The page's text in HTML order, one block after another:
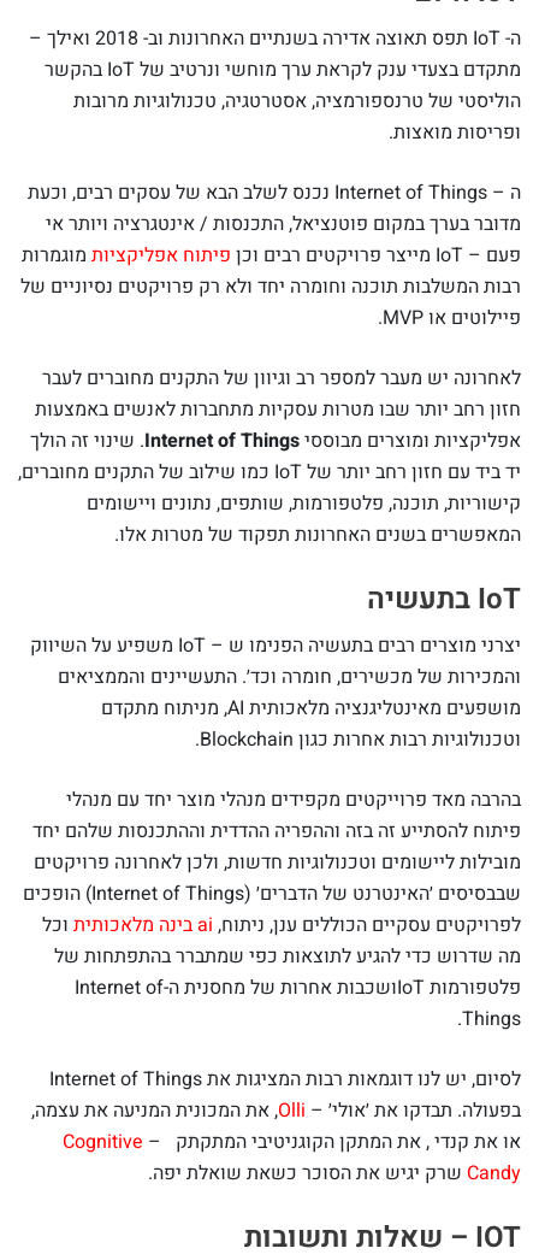
ה- IoT תפס תאוצה אדירה בשנתיים האחרונות וב- 2018 ואילך –
מתקדם בצעדי ענק לקראת ערך מוחשי ונרטיב של IoT בהקשר
הוליסטי של טרנספורמציה, אסטרטגיה, טכנולוגיות מרובות
ופריסות מואצות.
ה – Internet of Things נכנס לשלב הבא של עסקים רבים, וכעת
מדובר בערך במקום פוטנציאל, התכנסות / אינטגרציה ויותר אי
פעם – IoT מייצר פרויקטים רבים וכן
פיתוח אפליקציות מוגמרות
רבות המשלבות תוכנה וחומרה יחד ולא רק פרויקטים נסיוניים של
פיילוטים או MVP.
לאחרונה יש מעבר למספר רב וגיוון של התקנים מחוברים לעבר
חזון רחב יותר שבו מטרות עסקיות מתחברות לאנשים באמצעות
אפליקציות ומוצרים מבוססיInternet of Things. שינוי זה הולך
יד ביד עם חזון רחב יותר של IoT כמו שילוב של התקנים מחוברים,
קישוריות, תוכנה, פלטפורמות, שותפים, נתונים ויישומים
המאפשרים בשנים האחרונות תפקוד של מטרות אלו.
IoT בתעשיה
יצרני מוצרים רבים בתעשיה הפנימו ש – IoT משפיע על השיווק
והמכירות של מכשירים, חומרה וכד׳. התעשיינים והממציאים
מושפעים מאינטליגנציה מלאכותית AI, מניתוח מתקדם
וטכנולוגיות רבות אחרות כגון Blockchain.
בהרבה מאד פרוייקטים מקפידים מנהלי מוצר יחד עם מנהלי
פיתוח להסתייע זה בזה וההפריה ההדדית וההתכנסות שלהם יחד
מובילות ליישומים וטכנולוגיות חדשות, ולכן לאחרונה פרויקטים
שבבסיסים ׳האינטרנט של הדברים׳ (Internet of Things) הופכים
לפרויקטים עסקיים הכוללים ענן, ניתוח, ai בינה מלאכותית
וכל
מה שדרוש כדי להגיע לתוצאות כפי שמתברר בהתפתחות של
פלטפורמות IoTושכבות אחרות של מחסנית ה-Internet of
Things.
לסיום, יש לנו דוגמאות רבות המציגות את Internet of Things
בפעולה. תבדקו את ׳אולי׳ – Olli, את המכונית המניעה את עצמה,
או את קנדי , את המתקן הקוגניטיבי המתקתק – Cognitive
Candy שרק יגיש את הסוכר כשאת שואלת יפה.
IOT – שאלות ותשובות